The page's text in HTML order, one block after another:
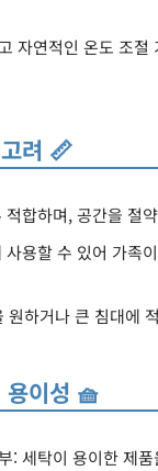
자연적인 온도 조절
려 📏
합하며, 공간을 절
용할 수 있어 가족
하거나 큰 침대에
이성 🧺
: 세탁이 용이한 제